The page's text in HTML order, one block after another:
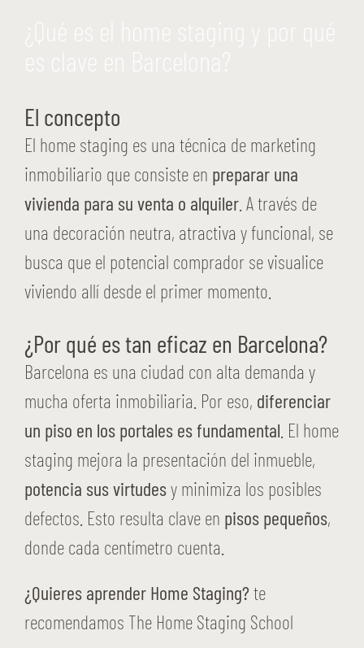
El concepto
El home staging es una técnica de marketing
inmobiliario que consiste en preparar una
vivienda para su venta o alquiler . A través de
una decoración neutra, atractiva y funcional, se
busca que el potencial comprador se visualice
viviendo allí desde el primer momento.
¿Por qué es tan eficaz en Barcelona?
Barcelona es una ciudad con alta demanda y
mucha oferta inmobiliaria. Por eso, diferenciar
un piso en los portales es fundamental . El home
staging mejora la presentación del inmueble,
potencia sus virtudesy minimiza los posibles
defectos. Esto resulta clave en pisos pequeños,
donde cada centímetro cuenta.
¿Quieres aprender Home Staging? te
recomendamos The Home Staging School